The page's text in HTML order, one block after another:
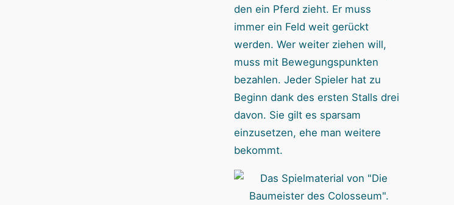
den ein Pferd zieht. Er muss
immer ein Feld weit gerückt
werden. Wer weiter ziehen will,
muss mit Bewegungspunkten
bezahlen. Jeder Spieler hat zu
Beginn dank des ersten Stalls drei
davon. Sie gilt es sparsam
einzusetzen, ehe man weitere
bekommt.